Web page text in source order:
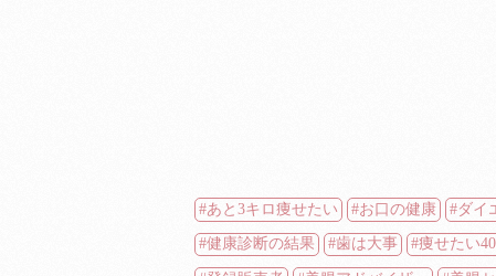
あと3キロ痩せたい お口の健康 ダイ
健康診断の結果 歯は大事 痩せたい